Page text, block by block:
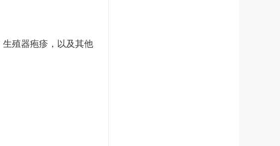
殖器疱疹，以及其他